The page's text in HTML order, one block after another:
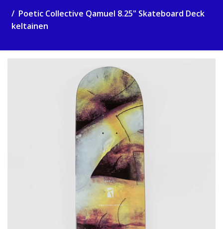
Poetic Collective Qamuel 8.25" Skateboard Deck
keltainen